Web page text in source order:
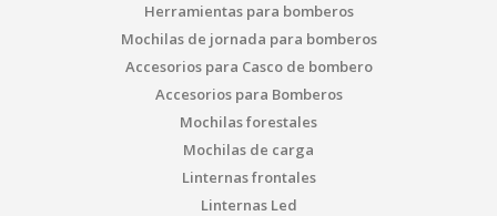
Herramientas para bomberos
Mochilas de jornada para bomberos
Accesorios para Casco de bombero
Accesorios para Bomberos
Mochilas forestales
Mochilas de carga
Linternas frontales
Linternas Led